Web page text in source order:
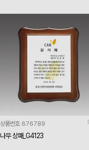
상품번호 676789
나무 상패_G4123